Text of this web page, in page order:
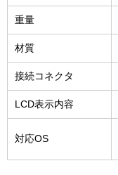
重量
材質
接続コネクタ
LCD表示内容
対応OS